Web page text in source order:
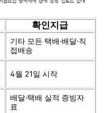
확인지급
기타 모든 택배·배달·직
접배송
4월 21일 시작
배달·택배 실적 증빙자
료